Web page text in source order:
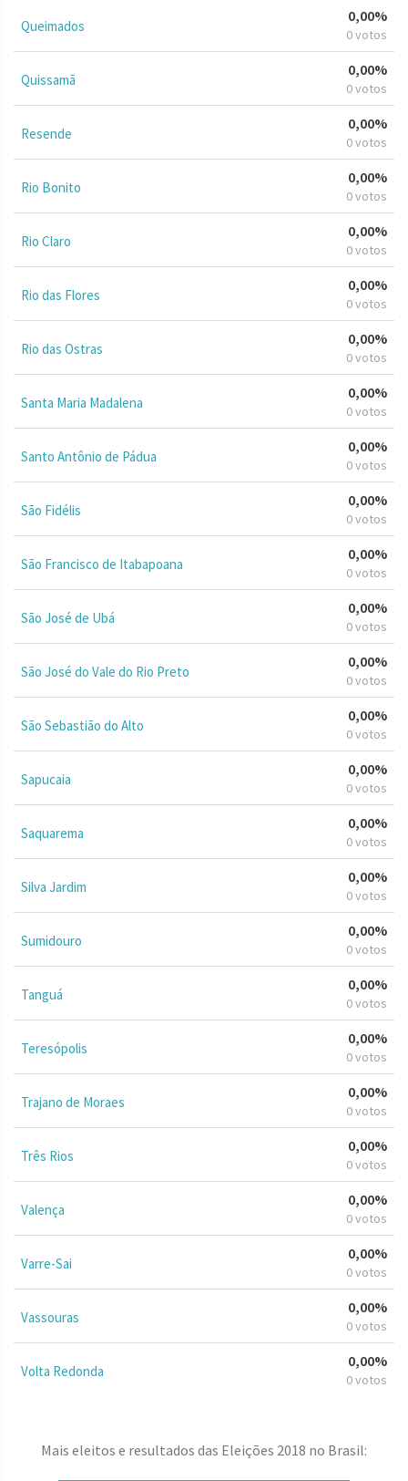
Queimados
0,00%
0 votos
Quissamã
0,00%
0 votos
Resende
0,00%
0 votos
Rio Bonito
0,00%
0 votos
Rio Claro
0,00%
0 votos
Rio das Flores
0,00%
0 votos
Rio das Ostras
0,00%
0 votos
Santa Maria Madalena
0,00%
0 votos
Santo Antônio de Pádua
0,00%
0 votos
São Fidélis
0,00%
0 votos
São Francisco de Itabapoana
0,00%
0 votos
São José de Ubá
0,00%
0 votos
São José do Vale do Rio Preto
0,00%
0 votos
São Sebastião do Alto
0,00%
0 votos
Sapucaia
0,00%
0 votos
Saquarema
0,00%
0 votos
Silva Jardim
0,00%
0 votos
Sumidouro
0,00%
0 votos
Tanguá
0,00%
0 votos
Teresópolis
0,00%
0 votos
Trajano de Moraes
0,00%
0 votos
Três Rios
0,00%
0 votos
Valença
0,00%
0 votos
Varre-Sai
0,00%
0 votos
Vassouras
0,00%
0 votos
Volta Redonda
0,00%
0 votos
Mais eleitos e resultados das Eleições 2018 no Brasil: